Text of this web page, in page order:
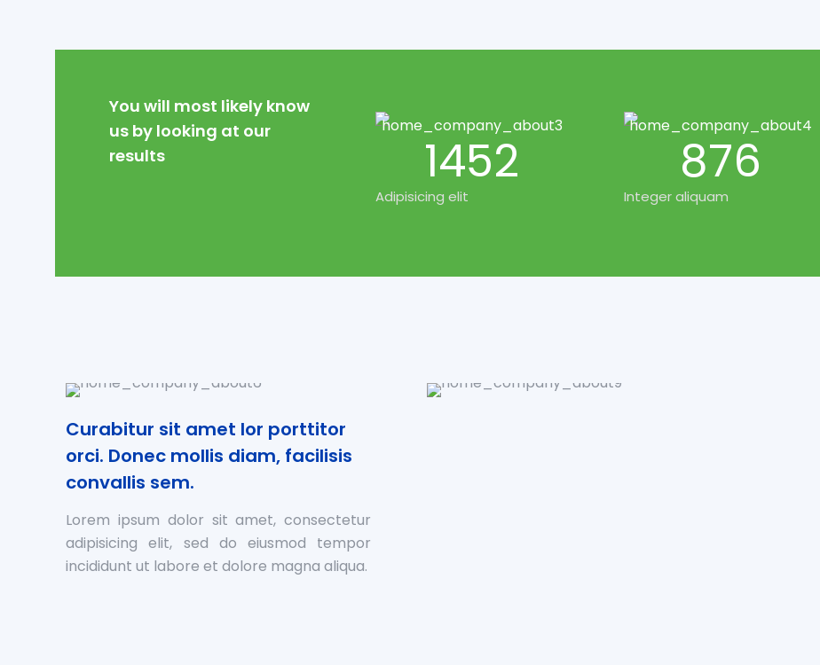
You will most likely know
us by looking at our
results
1452
Adipisicing elit
876
Integer aliquam
Curabitur sit amet lor porttitor
orci. Donec mollis diam, facilisis
convallis sem.
Lorem ipsum dolor sit amet, consectetur
adipisicing elit, sed do eiusmod tempor
incididunt ut labore et dolore magna aliqua.